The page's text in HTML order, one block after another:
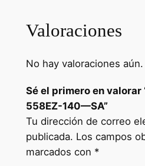
Valoraciones
No hay valoraciones aún.
Sé el primero en valorar
558EZ-140—SA”
Tu dirección de correo
publicada. Los campos
marcados con *